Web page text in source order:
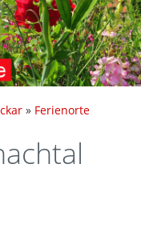
» Ferienorte